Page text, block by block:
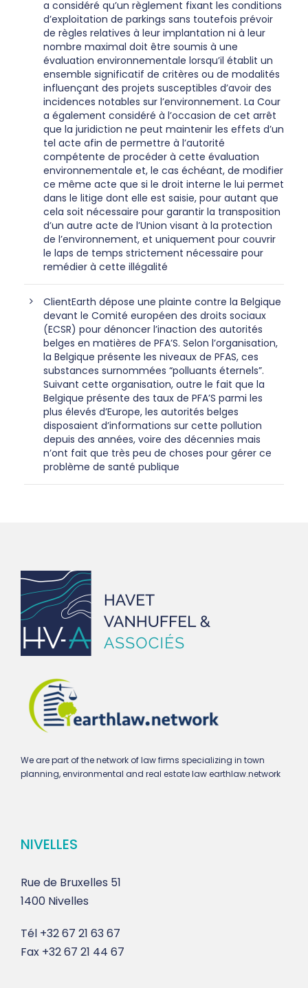
a considéré qu’un règlement fixant les conditions
d’exploitation de parkings sans toutefois prévoir
de règles relatives à leur implantation ni à leur
nombre maximal doit être soumis à une
évaluation environnementale lorsqu’il établit un
ensemble significatif de critères ou de modalités
influençant des projets susceptibles d’avoir des
incidences notables sur l’environnement. La Cour
a également considéré à l’occasion de cet arrêt
que la juridiction ne peut maintenir les effets d’un
tel acte afin de permettre à l’autorité
compétente de procéder à cette évaluation
environnementale et, le cas échéant, de modifier
ce même acte que si le droit interne le lui permet
dans le litige dont elle est saisie, pour autant que
cela soit nécessaire pour garantir la transposition
d’un autre acte de l’Union visant à la protection
de l’environnement, et uniquement pour couvrir
le laps de temps strictement nécessaire pour
remédier à cette illégalité
ClientEarth dépose une plainte contre la Belgique
devant le Comité européen des droits sociaux
(ECSR) pour dénoncer l’inaction des autorités
belges en matières de PFA’S. Selon l’organisation,
la Belgique présente les niveaux de PFAS, ces
substances surnommées “polluants éternels”.
Suivant cette organisation, outre le fait que la
Belgique présente des taux de PFA’S parmi les
plus élevés d’Europe, les autorités belges
disposaient d’informations sur cette pollution
depuis des années, voire des décennies mais
n’ont fait que très peu de choses pour gérer ce
problème de santé publique
We are part of the network of law firms specializing in town
planning, environmental and real estate law earthlaw.network
NIVELLES
Rue de Bruxelles 51
1400 Nivelles
Tél +32 67 21 63 67
Fax +32 67 21 44 67